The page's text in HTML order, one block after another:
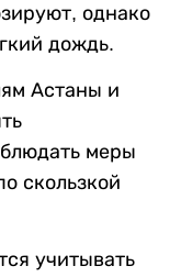
однако
дождь.
Астаны и
меры
скользкой
учитывать